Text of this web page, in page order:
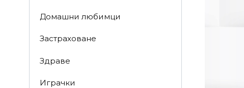
Домашни любимци
Застраховане
Здраве
Играчки